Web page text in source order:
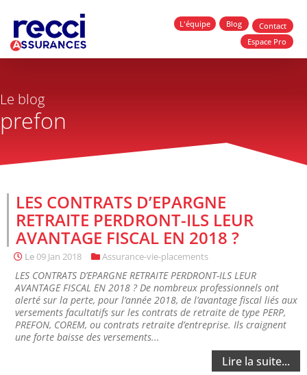
L'équipe Blog
Contact
Espace Pro
Le blog
prefon
LES CONTRATS D’EPARGNE
RETRAITE PERDRONT-ILS LEUR
AVANTAGE FISCAL EN 2018 ?
Le09 Jan 2018 Assurance-vie-placements
LES CONTRATS D’EPARGNE RETRAITE PERDRONT-ILS LEUR
AVANTAGE FISCAL EN 2018 ? De nombreux professionnels ont
alerté sur la perte, pour l’année 2018, de l’avantage fiscal liés aux
versements facultatifs sur les contrats de retraite de type PERP,
PREFON, COREM, ou contrats retraite d’entreprise. Ils craignent
une forte baisse des versements...
Lire la suite...